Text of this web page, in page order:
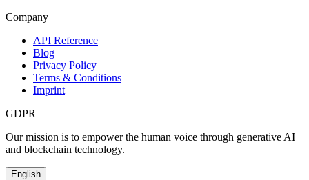
Company
API Reference
Blog
Privacy Policy
Terms & Conditions
Imprint
GDPR
Our mission is to empower the human voice through generative AI
and blockchain technology.
English